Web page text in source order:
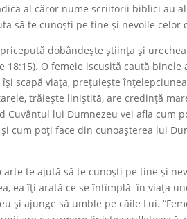
al căror nume scriitorii biblici au
să te cunoşti pe tine şi nevoile celor
dobândește știința și
18:15). O femeie iscusită caută
scapă viața, prețuiește
trăiește liniștită, are credință
Cuvântul lui Dumnezeu vei afla cum
cum poți face din cunoașterea lui
te ajută să te cunoști pe tine și
ea îți arată ce se întîmplă în viața
și ajunge să umble pe căile Lui.